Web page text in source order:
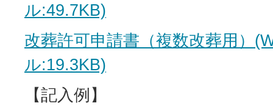
ル:49.7KB)
改葬許可申請書（複数改葬用）
ル:19.3KB)
【記入例】